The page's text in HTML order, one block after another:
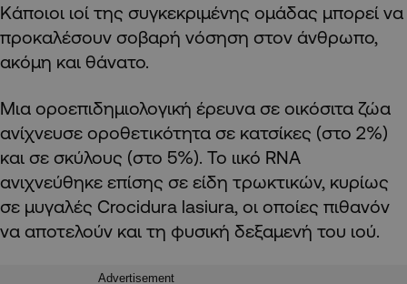
Κάποιοι ιοί της συγκεκριμένης ομάδας μπορεί να
προκαλέσουν σοβαρή νόσηση στον άνθρωπο,
ακόμη και θάνατο.
Μια οροεπιδημιολογική έρευνα σε οικόσιτα ζώα
ανίχνευσε οροθετικότητα σε κατσίκες (στο 2%)
και σε σκύλους (στο 5%). Το ιικό RNA
ανιχνεύθηκε επίσης σε είδη τρωκτικών, κυρίως
σε μυγαλές Crocidura lasiura, οι οποίες πιθανόν
να αποτελούν και τη φυσική δεξαμενή του ιού.
Advertisement